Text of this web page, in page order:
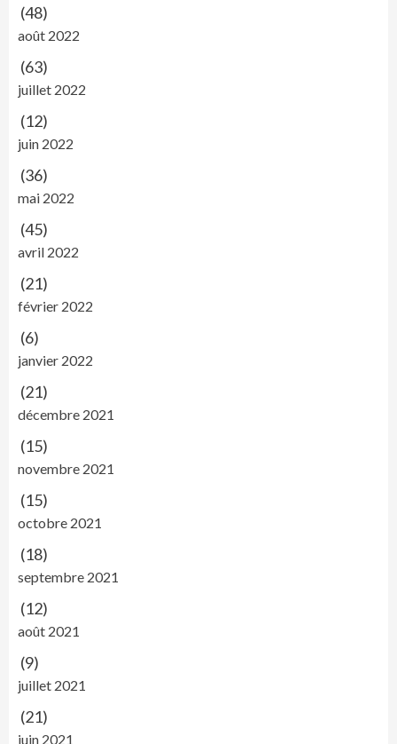
(48)
août 2022
(63)
juillet 2022
(12)
juin 2022
(36)
mai 2022
(45)
avril 2022
(21)
février 2022
(6)
janvier 2022
(21)
décembre 2021
(15)
novembre 2021
(15)
octobre 2021
(18)
septembre 2021
(12)
août 2021
(9)
juillet 2021
(21)
juin 2021